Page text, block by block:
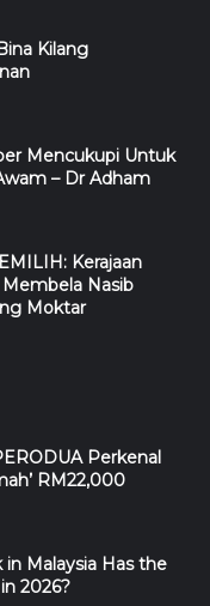
Kilang
Mencukupi Untuk
– Dr Adham
Kerajaan
Membela Nasib
Moktar
Perkenal
RM22,000
Malaysia Has the
2026?